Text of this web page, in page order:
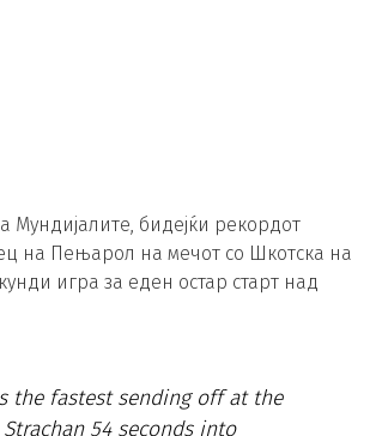
Мундијалите, бидејќи рекордот
на Пењарол на мечот со Шкотска на
игра за еден остар старт над
the fastest sending off at the
54 seconds into